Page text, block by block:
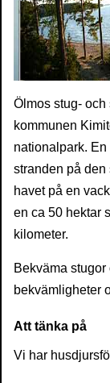
Ölmos stug-
kommunen
nationalpark.
stranden på
havet på en
en ca 50 hektar
kilometer.
Bekväma stugor
bekvämligheter
Att tänka på
Vi har